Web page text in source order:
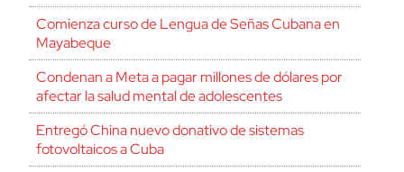
Comienza curso de Lengua de Señas Cubana en
Mayabeque
Condenan a Meta a pagar millones de dólares por
afectar la salud mental de adolescentes
Entregó China nuevo donativo de sistemas
fotovoltaicos a Cuba